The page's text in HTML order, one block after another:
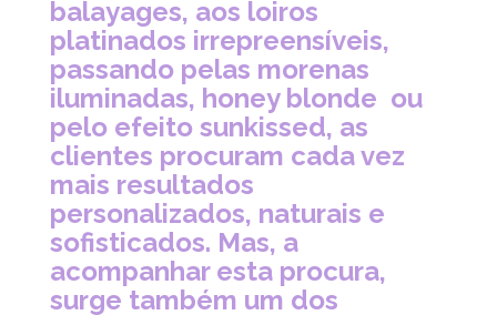
balayages, aos loiros
platinados irrepreensíveis,
passando pelas morenas
iluminadas, honey blonde ou
pelo efeito sunkissed, as
clientes procuram cada vez
mais resultados
personalizados, naturais e
sofisticados. Mas, a
acompanhar esta procura,
surge também um dos